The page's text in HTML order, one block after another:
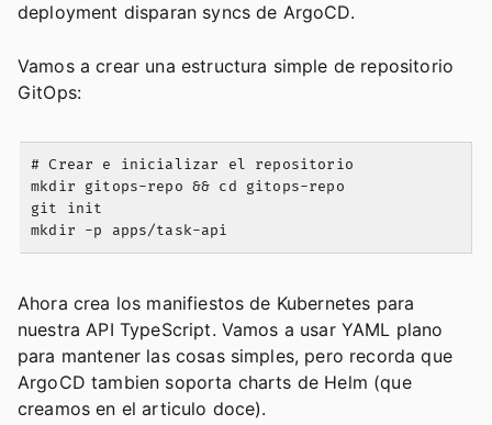
deployment disparan syncs de ArgoCD.
Vamos a crear una estructura simple de repositorio
GitOps:
# Crear e inicializar el repositorio
mkdir gitops-repo && cd gitops-repo
git init
Ahora crea los manifiestos de Kubernetes para
nuestra API TypeScript. Vamos a usar YAML plano
para mantener las cosas simples, pero recorda que
ArgoCD tambien soporta charts de Helm (que
creamos en el articulo doce).